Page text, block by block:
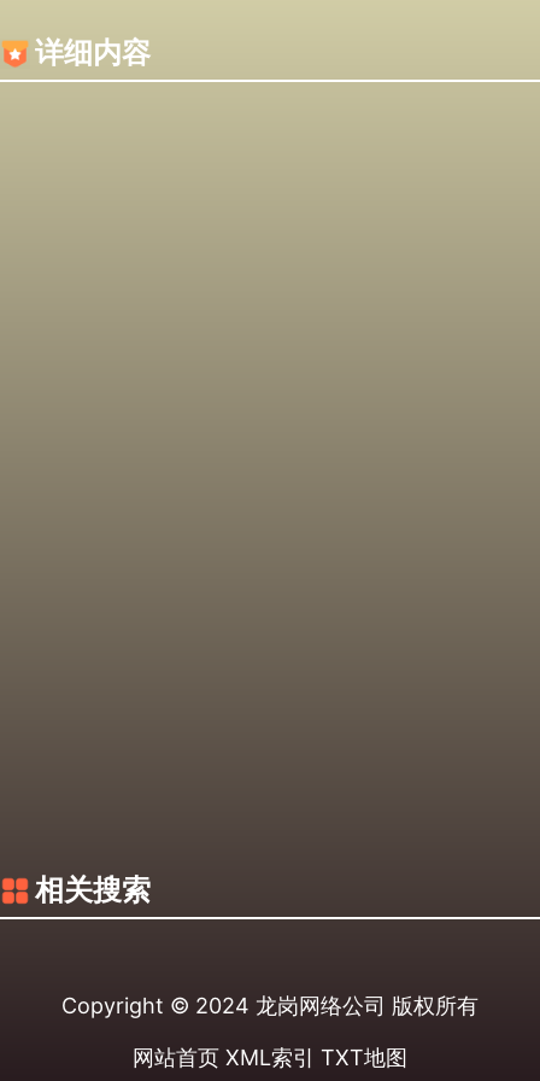
详细内容
相关搜索
Copyright © 2024 龙岗网络公司 版权所有
网站首页 XML索引 TXT地图